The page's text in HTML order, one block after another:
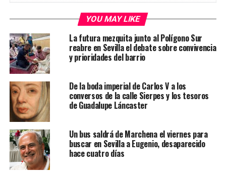
YOU MAY LIKE
La futura mezquita junto al Polígono Sur
reabre en Sevilla el debate sobre convivencia
y prioridades del barrio
De la boda imperial de Carlos V a los
conversos de la calle Sierpes y los tesoros
de Guadalupe Láncaster
Un bus saldrá de Marchena el viernes para
buscar en Sevilla a Eugenio, desaparecido
hace cuatro días